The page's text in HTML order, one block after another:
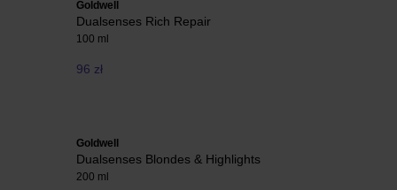
Goldwell
Dualsenses Rich Repair
100 ml
96 zł
Goldwell
Dualsenses Blondes & Highlights
200 ml